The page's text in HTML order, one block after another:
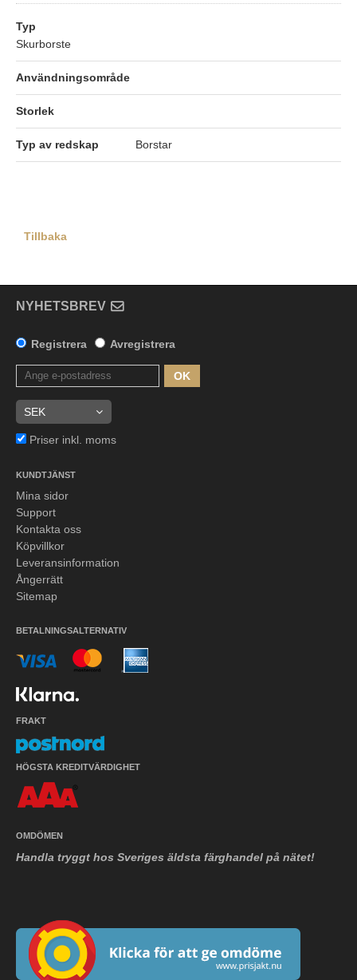
Typ
Skurborste
Användningsområde
Storlek
Typ av redskap Borstar
Tillbaka
NYHETSBREV
Registrera Avregistrera
OK
Priser inkl. moms
KUNDTJÄNST
Mina sidor
Support
Kontakta oss
Köpvillkor
Leveransinformation
Ångerrätt
Sitemap
BETALNINGSALTERNATIV
FRAKT
HÖGSTA KREDITVÄRDIGHET
OMDÖMEN
Handla tryggt hos Sveriges äldsta färghandel på nätet!